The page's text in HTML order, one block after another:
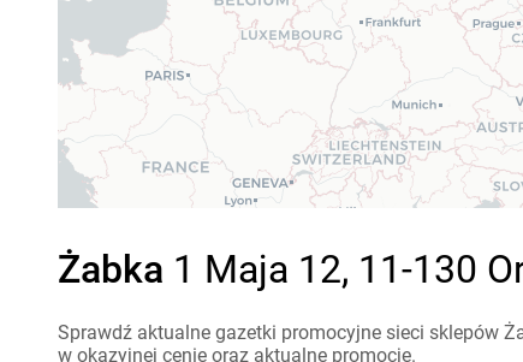
Żabka 1 Maja 12, 11-130
Sprawdź aktualne gazetki promocyjne sieci sklepów
w okazyjnej cenie oraz aktualne promocje.